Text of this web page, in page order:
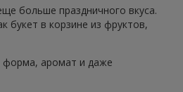
больше праздничного вкуса.
букет в корзине из фруктов,
форма, аромат и даже